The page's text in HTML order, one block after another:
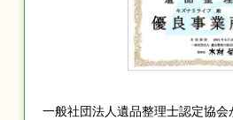
一般社団法人遺品整理士認定協